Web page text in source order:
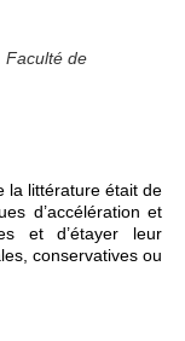
Faculté de
la littérature était de
d’accélération et
et d’étayer leur
conservatives ou